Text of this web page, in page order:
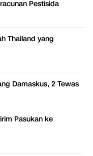
Pestisida
Thailand yang
Damaskus, 2 Tewas
Pasukan ke